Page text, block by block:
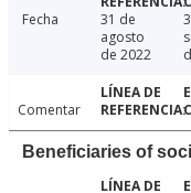
Fecha
31 de
agosto
de 2022
Comentar
Beneficiaries of